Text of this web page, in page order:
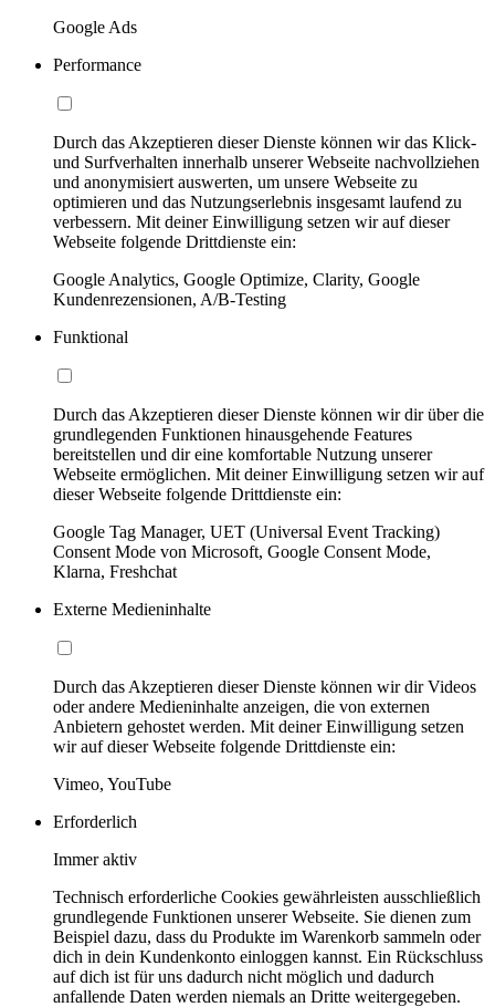
Google Ads
Performance
Durch das Akzeptieren dieser Dienste können wir das Klick-
und Surfverhalten innerhalb unserer Webseite nachvollziehen
und anonymisiert auswerten, um unsere Webseite zu
optimieren und das Nutzungserlebnis insgesamt laufend zu
verbessern. Mit deiner Einwilligung setzen wir auf dieser
Webseite folgende Drittdienste ein:
Google Analytics, Google Optimize, Clarity, Google
Kundenrezensionen, A/B-Testing
Funktional
Durch das Akzeptieren dieser Dienste können wir dir über die
grundlegenden Funktionen hinausgehende Features
bereitstellen und dir eine komfortable Nutzung unserer
Webseite ermöglichen. Mit deiner Einwilligung setzen wir auf
dieser Webseite folgende Drittdienste ein:
Google Tag Manager, UET (Universal Event Tracking)
Consent Mode von Microsoft, Google Consent Mode,
Klarna, Freshchat
Externe Medieninhalte
Durch das Akzeptieren dieser Dienste können wir dir Videos
oder andere Medieninhalte anzeigen, die von externen
Anbietern gehostet werden. Mit deiner Einwilligung setzen
wir auf dieser Webseite folgende Drittdienste ein:
Vimeo, YouTube
Erforderlich
Immer aktiv
Technisch erforderliche Cookies gewährleisten ausschließlich
grundlegende Funktionen unserer Webseite. Sie dienen zum
Beispiel dazu, dass du Produkte im Warenkorb sammeln oder
dich in dein Kundenkonto einloggen kannst. Ein Rückschluss
auf dich ist für uns dadurch nicht möglich und dadurch
anfallende Daten werden niemals an Dritte weitergegeben.